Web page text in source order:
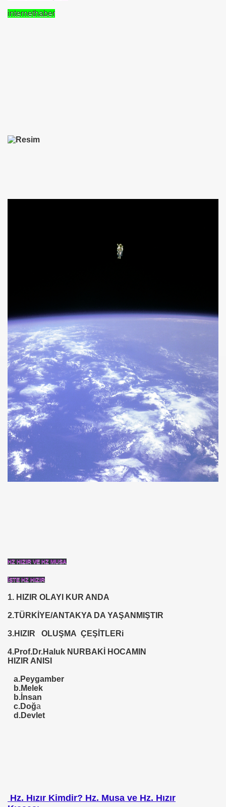
internethaber
HZ HIZIR VE HZ MUSA
İŞTE HZ HIZIR
1. HIZIR OLAYI KUR ANDA
2.TÜRKİYE/ANTAKYA DA YAŞANMIŞTIR
3.HIZIR OLUŞMA ÇEŞİTLERi
4.Prof.Dr.Haluk NURBAKİ HOCAMIN
HIZIR ANISI
a.Peygamber
b.Melek
b.İnsan
c.Doğa
d.Devlet
Hz. Hızır Kimdir? Hz. Musa ve Hz. Hızır
-TIP BULUŞLARI
.
İLK. sarı nokta tedavisi.DR.Güngör SOBACI
TIP TEDAVİLERİ-ANADOLU HALK
1 e Al= 5 e Sat.